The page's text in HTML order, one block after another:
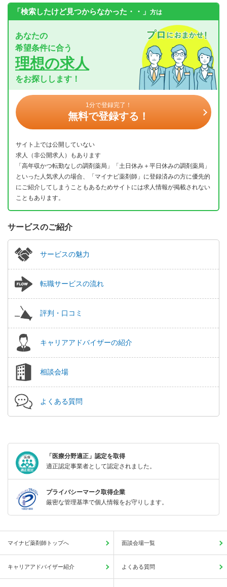
「検索したけど見つからなかった・・」 方は
あなたの
希望条件に合う
理想の求人
をお探しします！
1分で登録完了！
無料で登録する！
サイト上では公開していない
求人（非公開求人）もあります
「高年収かつ転勤なしの調剤薬局」「土日休み＋平日休みの調剤薬局」
といった人気求人の場合、「マイナビ薬剤師」に登録済みの方に優先的
にご紹介してしまうこともあるためサイトには求人情報が掲載されない
こともあります。
サービスのご紹介
サービスの魅力
転職サービスの流れ
評判・口コミ
キャリアアドバイザーの紹介
相談会場
よくある質問
「医療分野適正」認定を取得
適正認定事業者として認定されました。
プライバシーマーク取得企業
厳密な管理基準で個人情報をお守りします。
マイナビ薬剤師トップへ 面談会場一覧
キャリアアドバイザー紹介 よくある質問